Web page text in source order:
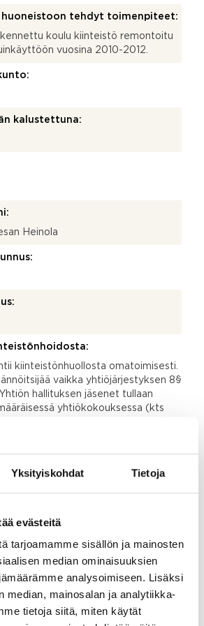
Yksityiskohdat Tietoja
evästeitä
tarjoamamme sisällön ja mainosten
median ominaisuuksien
analysoimiseen. Lisäksi
median, mainosalan ja analytiikka-
tietoja siitä, miten käytät
huoneistoon tehdyt toimenpiteet:
koulu kiinteistö remontoitu
vuosina 2010-2012.
kalustettuna:
Heinola
kiinteistönhuollosta omatoimisesti.
vaikka yhtiöjärjestyksen 8§
hallituksen jäsenet tullaan
yhtiökokouksessa (kts